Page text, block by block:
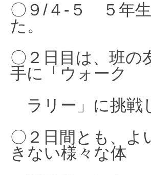
〇９/４-５ ５年
た。
〇２日目は、班の
手に
「ウォーク
ラリー」に挑戦
〇２日間とも、よ
きない様々な体